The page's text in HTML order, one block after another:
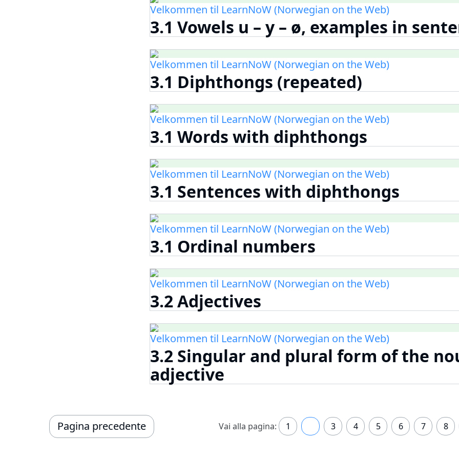
Velkommen til LearnNoW (Norwegian on the Web)
3.1 Vowels u – y – ø, examples in
Velkommen til LearnNoW (Norwegian on the Web)
3.1 Diphthongs (repeated)
Velkommen til LearnNoW (Norwegian on the Web)
3.1 Words with diphthongs
Velkommen til LearnNoW (Norwegian on the Web)
3.1 Sentences with diphthongs
Velkommen til LearnNoW (Norwegian on the Web)
3.1 Ordinal numbers
Velkommen til LearnNoW (Norwegian on the Web)
3.2 Adjectives
Velkommen til LearnNoW (Norwegian on the Web)
3.2 Singular and plural form of the
adjective
Pagina precedente Vai alla pagina: 1 3 4 5 6 7 8